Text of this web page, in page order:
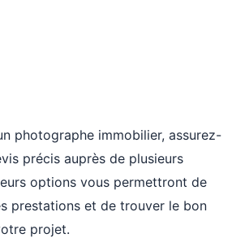
photographe immobilier, assurez-
précis auprès de plusieurs
options vous permettront de
prestations et de trouver le bon
projet.